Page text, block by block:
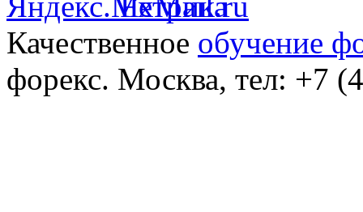
Качественное обучение
форекс. Москва, тел: +7